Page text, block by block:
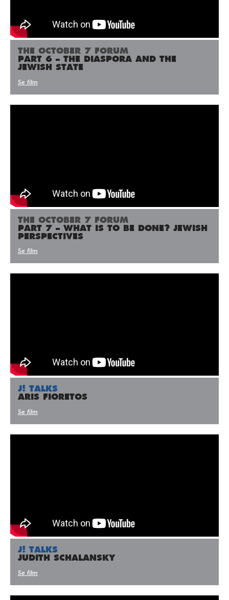
Deltagare
Medlemskap/Kontakt
Integritetspolicy
THE OCTOBER 7 FORUM
PART 6 – THE DIASPORA AND THE
JEWISH STATE
Se film
THE OCTOBER 7 FORUM
PART 7 – WHAT IS TO BE DONE? JEWISH
PERSPECTIVES
Se film
J! TALKS
ARIS FIORETOS
Se film
J! TALKS
JUDITH SCHALANSKY
Se film